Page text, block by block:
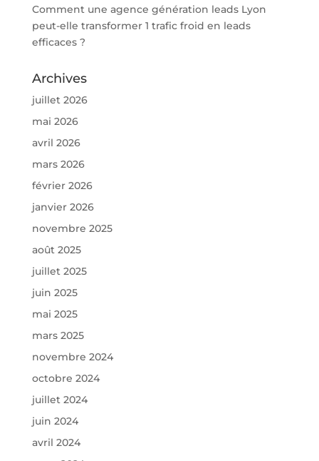
Comment une agence génération leads Lyon
peut-elle transformer 1 trafic froid en leads
efficaces ?
Archives
juillet 2026
mai 2026
avril 2026
mars 2026
février 2026
janvier 2026
novembre 2025
août 2025
juillet 2025
juin 2025
mai 2025
mars 2025
novembre 2024
octobre 2024
juillet 2024
juin 2024
avril 2024